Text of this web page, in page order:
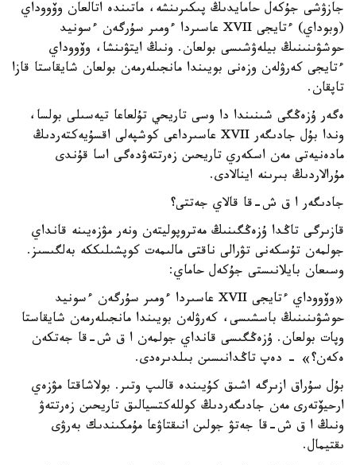
جازۋشى جۇكەل حامايدىڭ پىكىرىنشە، ماتىندە اتالعان وۆووداي
(وبوداي) ءتايجى XVII عاسىردا ءومىر سۇرگەن ءسونيد
حوشۋىنىنىڭ بيلەۋشىسى بولعان. ونىڭ ايتۋىنشا، وۆووداي
ءتايجى كەرۋلەن وزەنى بويىندا مانجىلەرمەن بولعان شايقاستا قازا
تاپقان.
ەگەر ۇزەڭگى شىنىندا دا وسى تاريحي تۇلعاعا تيەسىلى بولسا،
وندا بۇل جادىگەر XVII عاسىرداعى كوشپەلى اقسۇيەكتەردىڭ
مادەنيەتى مەن اسكەري تاريحىن زەرتتەۋدەگى اسا قۇندى
مۇرالاردىڭ بىرىنە اينالادى.
جادىگەر ا ق ش-قا قالاي جەتتى؟
قازىرگى تاڭدا ۇزەڭگىنىڭ مەتروپوليتەن ونەر مۋزەيىنە قانداي
جولمەن تۇسكەنى تۋرالى ناقتى مالىمەت كوپشىلىككە بەلگىسىز.
وسىعان بايلانىستى جۇكەل حاماي:
«وۆووداي ءتايجى XVII عاسىردا ءومىر سۇرگەن ءسونيد
حوشۋىنىنىڭ باسشىسى، كەرۋلەن بويىندا مانجىلەرمەن شايقاستا
وپات بولعان. ۇزەڭگىسى قانداي جولمەن ا ق ش-قا جەتكەن
ەكەن؟» - دەپ تاڭدانىسىن بىلدىرەدى.
بۇل سۇراق ازىرگە اشىق كۇيىندە قالىپ وتىر. بولاشاقتا مۋزەي
ارحيۆتەرى مەن جادىگەردىڭ كوللەكتسيالىق تاريحىن زەرتتەۋ
ونىڭ ا ق ش-قا جەتۋ جولىن انىقتاۋعا مۇمكىندىك بەرۋى
ىقتيمال.